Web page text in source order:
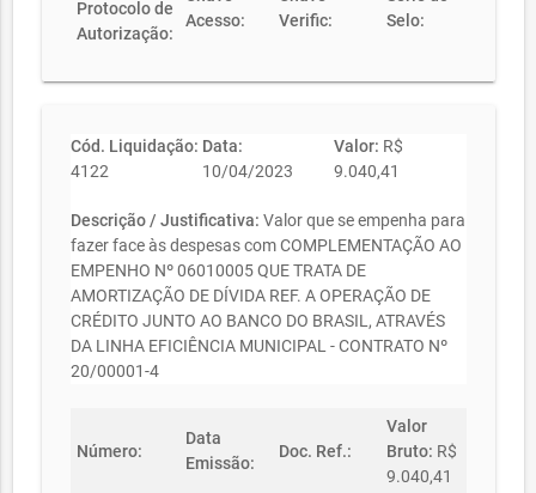
Protocolo de
Autorização:
Acesso:
Verific:
Selo:
Cód. Liquidação:
4122
Data:
10/04/2023
Valor: R$
9.040,41
Descrição / Justificativa: Valor que se empenha para
fazer face às despesas com COMPLEMENTAÇÃO AO
EMPENHO Nº 06010005 QUE TRATA DE
AMORTIZAÇÃO DE DÍVIDA REF. A OPERAÇÃO DE
CRÉDITO JUNTO AO BANCO DO BRASIL, ATRAVÉS
DA LINHA EFICIÊNCIA MUNICIPAL - CONTRATO Nº
20/00001-4
Número:
Data
Emissão:
Doc. Ref.:
Valor
Bruto: R$
9.040,41